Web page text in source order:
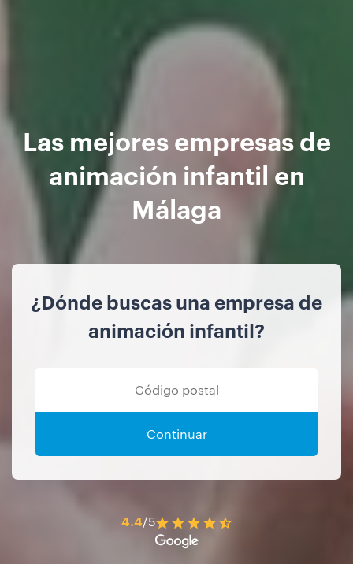
Las mejores empresas de
animación infantil en
Málaga
¿Dónde buscas una empresa de
animación infantil?
Continuar
4.4/5